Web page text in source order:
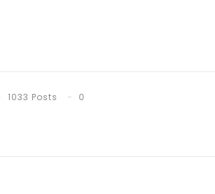
1033 Posts
0